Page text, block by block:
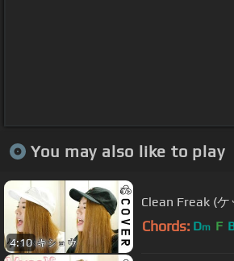
You may also like to play
4:10
Clean Freak (
Chords: Dm F